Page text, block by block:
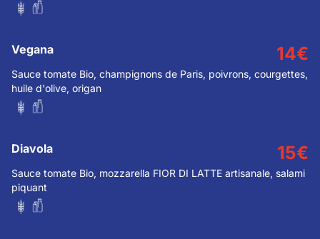
Vegana 14€
Sauce tomate Bio, champignons de Paris, poivrons, courgettes,
huile d'olive, origan
Diavola 15€
Sauce tomate Bio, mozzarella FIOR DI LATTE artisanale, salami
piquant